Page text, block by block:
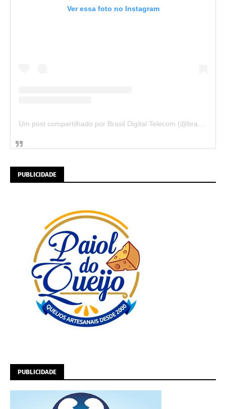
Ver essa foto no Instagram
PUBLICIDADE
PUBLICIDADE